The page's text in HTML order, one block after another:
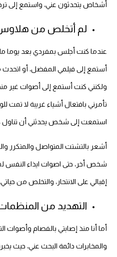
أشخاص يتحدثون عني، واستمع إلى
لم أتخلص من
عندما كنت أجلس بمفردي بعد يوما
أستمع إلى فيلمي المفضل، أو
ولكنني كنت أستمع إلى أصوات غير
تأمرني بافتعال أشياء غريبة لا تمت
استمعت إلى شخص يحدثني أن
أشعر بالتشتت المتواصل والمتكرر
شخص أخر، حتى اصوات ايذاء النفس
إقبالي على الانتحار، والتخلص من
التهديد من
أما أنا منذ إصابتي بالفصام وأصوات
والمخابرات دائمة البحث عني، حيث